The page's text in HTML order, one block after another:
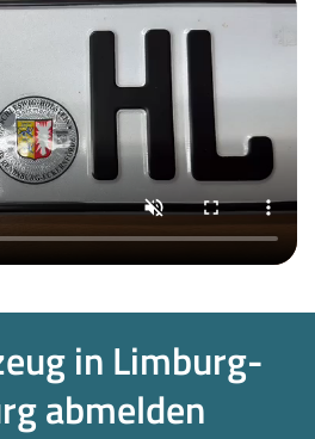
in Limburg-
abmelden